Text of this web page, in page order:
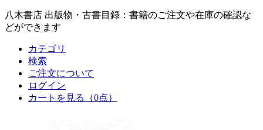
八木書店 出版物・古書目録：書籍のご注文や在庫の確認な
どができます
カテゴリ
検索
ご注文について
ログイン
カートを見る
（0点）